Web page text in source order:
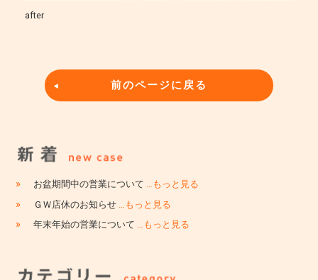
after
前のページに戻る
» お盆期間中の営業について …もっと見る
» ＧＷ店休のお知らせ …もっと見る
» 年末年始の営業について …もっと見る